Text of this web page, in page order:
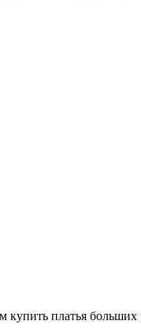
купить платья